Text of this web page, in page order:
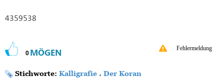
4359538
0 MÖGEN Fehlermeldung
Stichworte: Kalligrafie ، Der Koran